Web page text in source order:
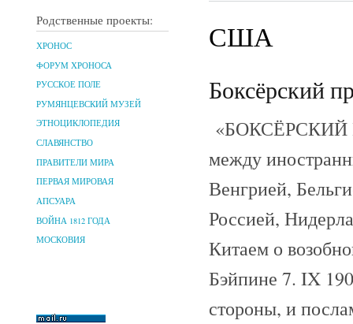
Родственные проекты:
ХРОНОС
ФОРУМ ХРОНОСА
РУССКОЕ ПОЛЕ
РУМЯНЦЕВСКИЙ МУЗЕЙ
ЭТНОЦИКЛОПЕДИЯ
СЛАВЯНСТВО
ПРАВИТЕЛИ МИРА
ПЕРВАЯ МИРОВАЯ
АПСУАРА
ВОЙНА 1812 ГОДА
МОСКОВИЯ
США
Боксёрский
«БОКСЁРСКИЙ
между
Венгрией,
Россией,
Китаем о
Бэйпине 7. IX
стороны, и